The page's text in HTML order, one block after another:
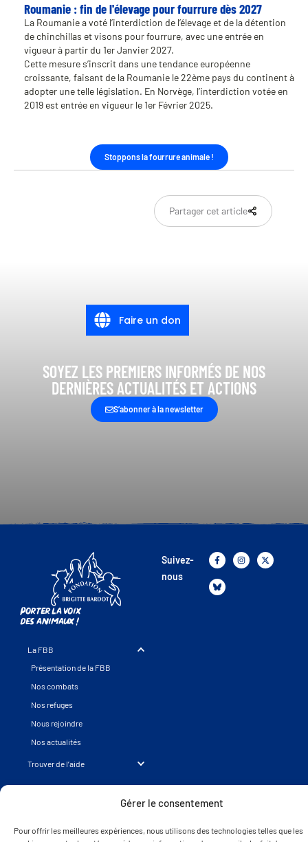
Gérer le consentement
Pour offrir les meilleures expériences, nous utilisons des technologies telles que les
Roumanie : fin de l'élevage pour fourrure dès 2027
La Roumanie a voté l’interdiction de l’élevage et de la détention
de chinchillas et visons pour fourrure, avec une entrée en
vigueur à partir du 1er Janvier 2027.
Cette mesure s’inscrit dans une tendance européenne
croissante, faisant de la Roumanie le 22ème pays du continent à
adopter une telle législation. En Norvège, l’interdiction votée en
2019 est entrée en vigueur le 1er Février 2025.
Stoppons la fourrure animale !
Partager cet article
SOYEZ LES PREMIERS INFORMÉS DE NOS
DERNIÈRES ACTUALITÉS ET ACTIONS
S’abonner à la newsletter
Porter la voix
des animaux !
La FBB
Présentation de la FBB
Nos combats
Nos refuges
Nous rejoindre
Nos actualités
Trouver de l’aide
Suivez-
nous
Faire un don